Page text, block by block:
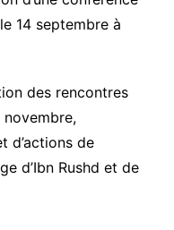
14 septembre à
des rencontres
novembre,
d’actions de
d’Ibn Rushd et de